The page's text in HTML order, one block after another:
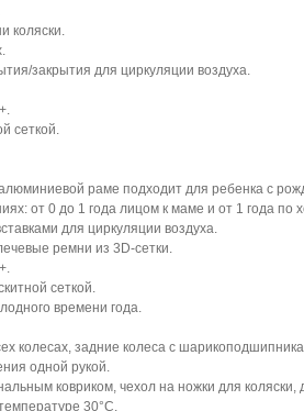
коляски.
закрытия для циркуляции воздуха.
сеткой.
раме подходит для ребенка с
от 0 до 1 года лицом к маме и от 1 года по
для циркуляции воздуха.
ремни из 3D-сетки.
сеткой.
времени года.
колесах, задние колеса с
одной рукой.
ковриком, чехол на ножки для коляски,
30°C.